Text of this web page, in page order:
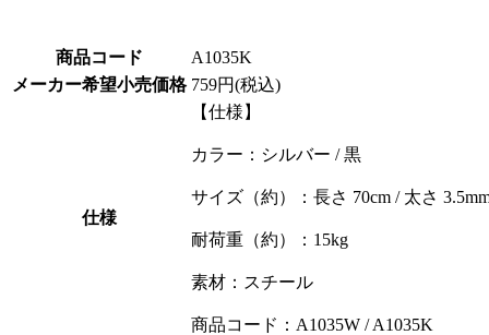
商品コード
A1035K
メーカー希望小売価格 759円(税込)
仕様
【仕様】
カラー：シルバー / 黒
サイズ（約）：長さ 70cm / 太さ
耐荷重（約）：15kg
素材：スチール
商品コード：A1035W / A1035K